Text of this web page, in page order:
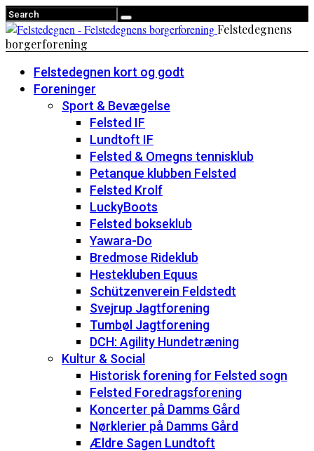
Felstedegnens
borgerforening
Felstedegnen kort og godt
Foreninger
Sport & Bevægelse
Felsted IF
Lundtoft IF
Felsted & Omegns tennisklub
Petanque klubben Felsted
Felsted Krolf
LuckyBoots
Felsted bokseklub
Yawara-Do
Bredmose Rideklub
Hestekluben Equus
Schützenverein Feldstedt
Svejrup Jagtforening
Tumbøl Jagtforening
DCH: Agility Hundetræning
Kultur & Social
Historisk forening for Felsted sogn
Felsted Foredragsforening
Koncerter på Damms Gård
Nørklerier på Damms Gård
Ældre Sagen Lundtoft